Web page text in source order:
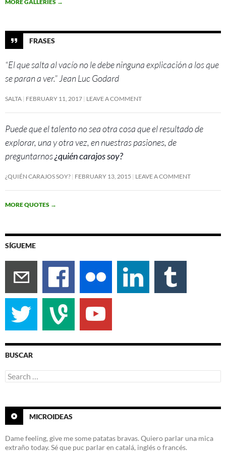
MORE GALLERIES →
FRASES
“El que salta al vacío no le debe ninguna explicación a los que
se paran a ver.” Jean Luc Godard
SALTA FEBRUARY 11, 2017 LEAVE A COMMENT
Puede que el talento no sea otra cosa que el resultado de
explorar, una y otra vez, en nuestras pasiones, de
preguntarnos¿quién carajos soy?
¿QUIÉN CARAJOS SOY? FEBRUARY 13, 2015 LEAVE A COMMENT
MORE QUOTES →
SÍGUEME
BUSCAR
Search
for:
MICROIDEAS
Dame feeling, give me some patatas bravas. Quiero parlar una mica
extraño today. Sé que puc parlar en catalá, inglés o francés.